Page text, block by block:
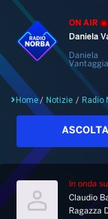
ON AIR
Daniela
Daniela
Home
Home/ Notizie / Radio
ASCOLTA
In onda
Claudio
Ragazza